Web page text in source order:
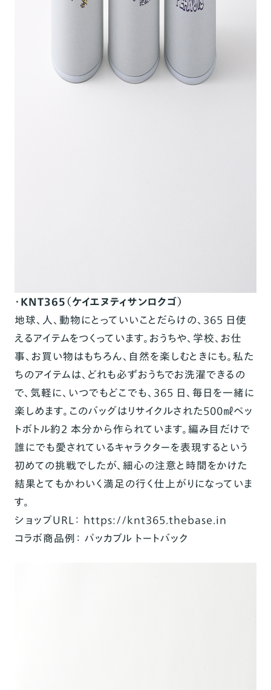
・ KNT365（ケイエヌティサンロクゴ）
地球、人、動物にとっていいことだらけの、 365 日使
えるアイテムをつくっています。おうちや、学校、 お仕
事、お買い物はもちろん、自然を楽しむときにも。私た
ちのアイテムは、どれも必ずおうちでお洗濯できるの
で、気軽に、いつでもどこでも、 365 日、毎日を一緒に
楽しめます。このバッグはリサイクルされた500㎖ペッ
トボトル約2 本分から作られています。編み目だけで
誰にでも愛されているキャラクターを表現するという
初めての挑戦でしたが、細心の注意と時間をかけた
結果とてもかわいく満足の行く仕上がりになっていま
す。
ショップURL： https://knt365.thebase.in
コラボ商品例： パッカブル トートバック